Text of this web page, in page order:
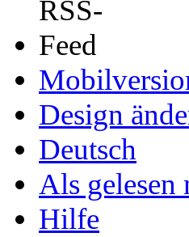
Design
Deutsch
Als gelesen
Hilfe